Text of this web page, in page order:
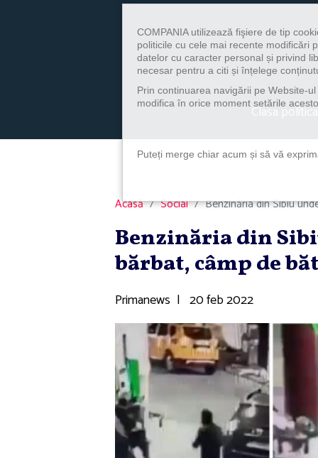
Clasa politica
Acasă Social Benzinăria din Sibiu
Benzinăria din
bărbat, câmp de
Primanews | 20 feb 2022
COMPANIA utilizează fişiere de tip
politicile cu cele mai recente modificări
datelor cu caracter personal și privind
necesar pentru a citi și înțelege
Prin continuarea navigării pe Website-
modifica în orice moment setările
Puteți merge chiar acum și să vă